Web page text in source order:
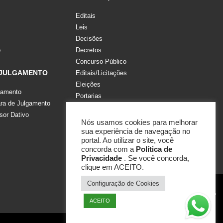
de Julgamento
Dativo
Editais
Leis
Decisões
Decretos
Concurso Público
Editais/Licitações
Eleições
Portarias
Resoluções
Nós usamos cookies para melhorar
sua experiência de navegação no
portal. Ao utilizar o site, você
concorda com a Política de
Privacidade . Se você concorda,
clique em ACEITO.
Configuração de Cookies
ACEITO